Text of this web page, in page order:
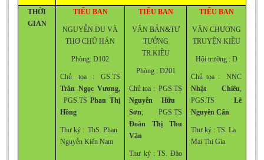
THỜI
GIAN
TIỂU BAN
NGUYỄN DU VÀ
THƠ CHỮ HÁN
Phòng: D102
Chủ tọa : GS.TS
Trần Ngọc Vương,
PGS.TSPhan Thị
Hồng
Thư ký : ThS. Phan
Nguyễn Kiến Nam
TIỂU BAN
VĂN BẢN&TƯ
TƯỞNG
TR.KIỀU
Phòng : D201
Chủ tọa : PGS.TS
Nguyễn Hữu
Sơn; PGS.TS
Đoàn Thị Thu
Vân
Thư ký : TS. Đào
TIỂU BAN
VĂN CHƯƠNG
TRUYỆN KIỀU
Hội trường : D
Chủ tọa : NNC
Nhật Chiêu,
PGS.TS Lê
Nguyên Cẩn
Thư ký : TS. La
Mai Thi Gia